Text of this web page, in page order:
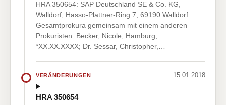
HRA 350654: SAP Deutschland SE & Co. KG,
Walldorf, Hasso-Plattner-Ring 7, 69190 Walldorf.
Gesamtprokura gemeinsam mit einem anderen
Prokuristen: Becker, Nicole, Hamburg,
*XX.XX.XXXX; Dr. Sessar, Christopher,…
VERÄNDERUNGEN 15.01.2018
HRA 350654